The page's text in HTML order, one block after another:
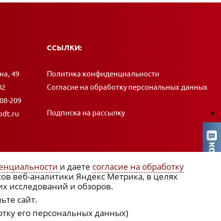
49
209
ССЫЛКИ:
Политика конфиденциальности
Согласие на обработку персональных данных
Подписка на рассылку x
и даете согласие на обработку
веб-аналитики Яндекс Метрика, в целях
исследований и обзоров.
сайт.
его персональных данных)